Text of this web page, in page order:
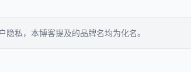
隐私，本博客提及的品牌名均为化名。